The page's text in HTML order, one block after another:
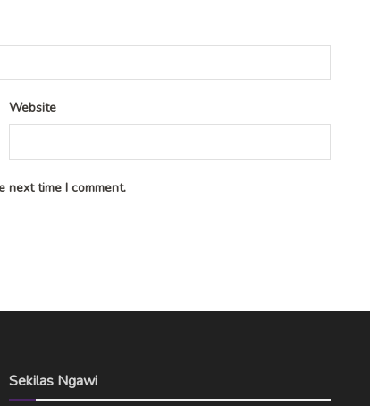
Website
next time I comment.
Sekilas Ngawi